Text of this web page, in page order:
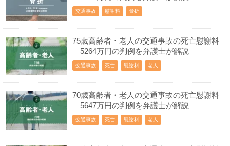
交通事故 慰謝料 骨折
75歳高齢者・老人の交通事故の死亡慰謝料
｜5264万円の判例を弁護士が解説
交通事故 死亡 慰謝料 老人
70歳高齢者・老人の交通事故の死亡慰謝料
｜5647万円の判例を弁護士が解説
交通事故 死亡 慰謝料 老人